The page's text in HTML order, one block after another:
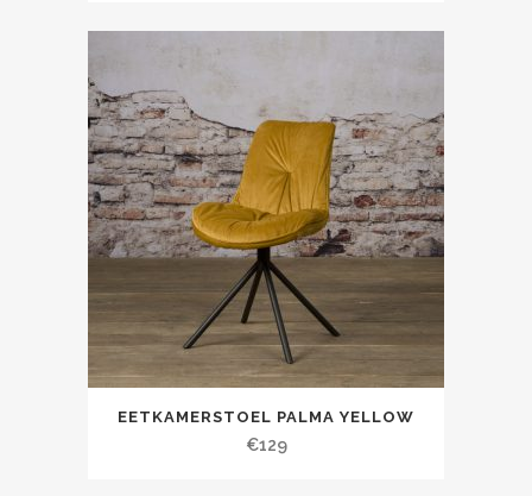
EETKAMERSTOEL PALMA YELLOW
€129